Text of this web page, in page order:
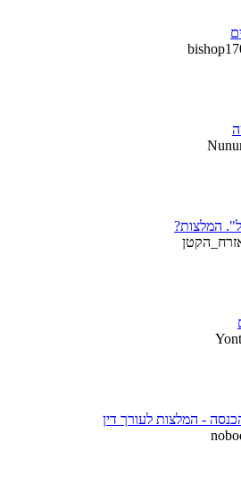
המלצות?
- המלצות לעורך דין